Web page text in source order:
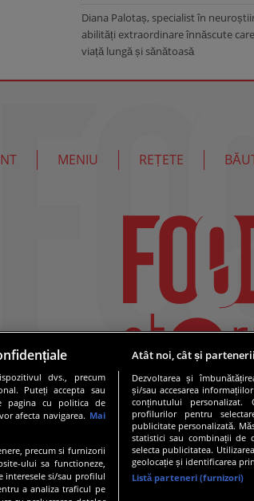
Diana Palotaș, specialist în
abilități extraordinare înnăscute
viață lungă și sănătoasă
MENIU REȚETE
dvs., precum
Puteți accepta sau
pagina cu politica de
afecta navigarea. Mai
precum si furnizorii
ului sa functioneze,
interesele si/sau profilul
a analiza traficul pe
Atât noi, cât și
Dezvoltarea și
și/sau accesarea
conținutului personalizat.
profilurilor pentru
publicitate personalizată.
statistici sau combinații de
selecta publicitatea.
geolocație și identificarea
Listă parteneri (furnizori)